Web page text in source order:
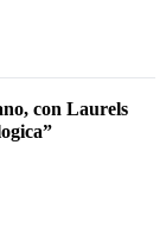
con Laurels